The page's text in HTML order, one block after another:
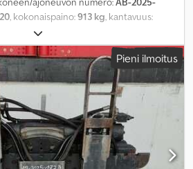
, kokonaispaino:913 kg, kantavuus:
, työskentelyalue:
Pieni ilmoitus